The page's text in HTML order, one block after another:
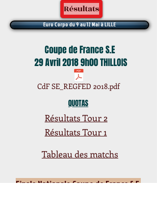
Résultats
Euro Corpo du 9 au 12 Mai à LILLE
Coupe de France S.E
29 Avril 2018 9h00 THILLOIS
CdF SE_REGFED 2018.pdf
QUOTAS
Résultats Tour 2
Résultats Tour 1
Tableau des matchs
Finale Nationale Coupe de France S.E